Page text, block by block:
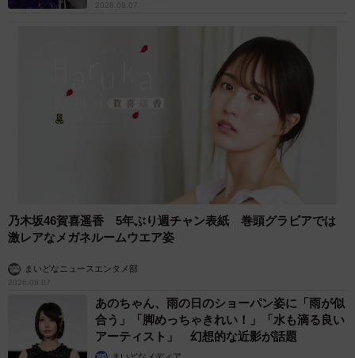
2026.08.07
乃木坂46賀喜遥香 5年ぶり週チャン表紙 巻頭グラビアでは
激レアなメガネルームウエア姿
まいどなニュースエンタメ部
2026.08.07
あのちゃん、雨の日のショーパン姿に「雨が似
合う」「脚めっちゃきれい！」「水も滴る良い
アーティスト」 幻想的な近影が話題